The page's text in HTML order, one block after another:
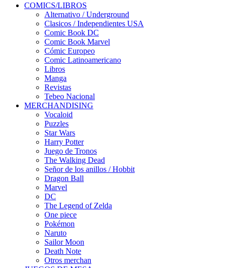
COMICS/LIBROS
Alternativo / Underground
Clasicos / Independientes USA
Comic Book DC
Comic Book Marvel
Cómic Europeo
Comic Latinoamericano
Libros
Manga
Revistas
Tebeo Nacional
MERCHANDISING
Vocaloid
Puzzles
Star Wars
Harry Potter
Juego de Tronos
The Walking Dead
Señor de los anillos / Hobbit
Dragon Ball
Marvel
DC
The Legend of Zelda
One piece
Pokémon
Naruto
Sailor Moon
Death Note
Otros merchan